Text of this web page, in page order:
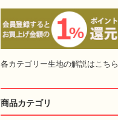
各カテゴリー生地の解説はこちら
商品カテゴリ